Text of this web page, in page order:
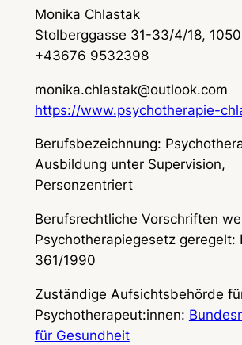
Monika Chlastak
Stolberggasse 31-33/4/18,
+43676 9532398
monika.chlastak@outlook.com
https://www.psychotherapie-
Berufsbezeichnung:
Ausbildung unter Supervision,
Personzentriert
Berufsrechtliche Vorschriften
Psychotherapiegesetz geregelt:
361/1990
Zuständige Aufsichtsbehörde
Psychotherapeut:innen:
für Gesundheit